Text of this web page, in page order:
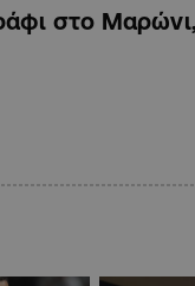
στο